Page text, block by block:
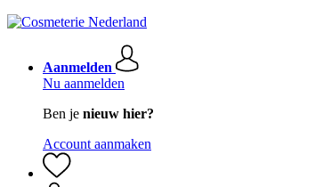
Aanmelden
Nu aanmelden
Ben je nieuw hier?
Account aanmaken